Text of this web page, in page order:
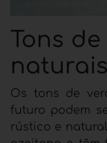
Tons
naturais
Os tons de
futuro podem
rústico e